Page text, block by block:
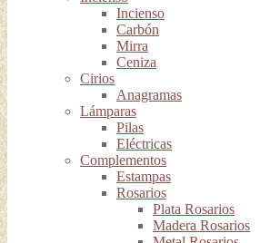
Incienso
Carbón
Mirra
Ceniza
Cirios
Anagramas
Lámparas
Pilas
Eléctricas
Complementos
Estampas
Rosarios
Plata Rosarios
Madera Rosarios